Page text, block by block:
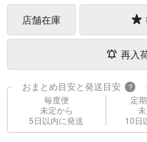
店舗在庫
再入
おまとめ目安と発送目安 ?
毎度便
未定から
5日以内に発送
定
10日